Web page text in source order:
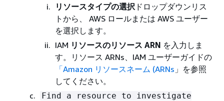
リソースタイプの選択 ドロップダウンリス
トから、 AWS ロールまたは AWS ユーザー
を選択します。
IAM リソースのリソース ARN を入力しま
す。リソース ARNs、IAM ユーザーガイドの
「Amazon リソースネーム (ARNs 」を参照
してください。
Find a resource to investigate